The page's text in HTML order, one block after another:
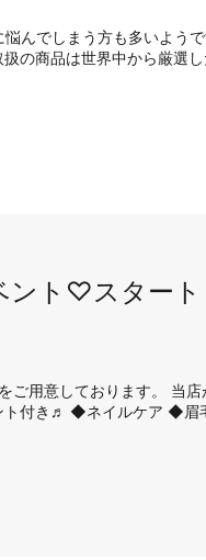
んでしまう方も多いよう
の商品は世界中から厳選
ント♡スタート
ご用意しております。 当店
ト付き♬ ◆ネイルケア ◆眉